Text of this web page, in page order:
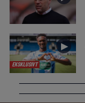
EKSKLUSIVT
►